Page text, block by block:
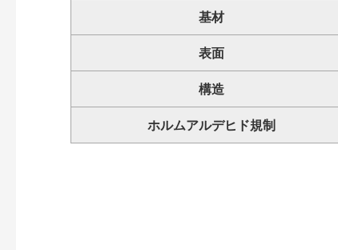
基材
表面
構造
ホルムアルデヒド規制